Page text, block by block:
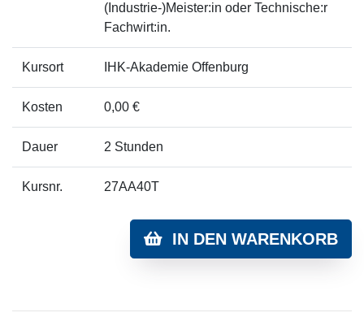
(Industrie-)Meister:in oder Technische:r
Fachwirt:in.
Kursort IHK-Akademie Offenburg
Kosten 0,00 €
Dauer 2 Stunden
Kursnr. 27AA40T
IN DEN WARENKORB